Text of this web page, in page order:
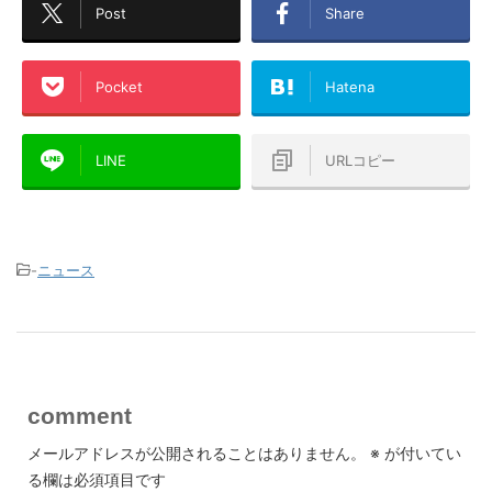
Post Share
Pocket Hatena
LINE URLコピー
-ニュース
comment
メールアドレスが公開されることはありません。 ※ が付いてい
る欄は必須項目です